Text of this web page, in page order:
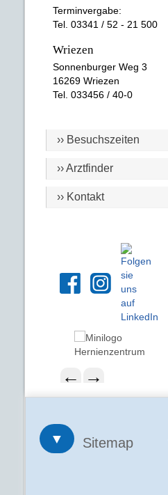
Terminvergabe:
Tel. 03341 / 52 - 21 500
Wriezen
Sonnenburger Weg 3
16269 Wriezen
Tel. 033456 / 40-0
›› Besuchszeiten
›› Arztfinder
›› Kontakt
→
←
▼ Sitemap